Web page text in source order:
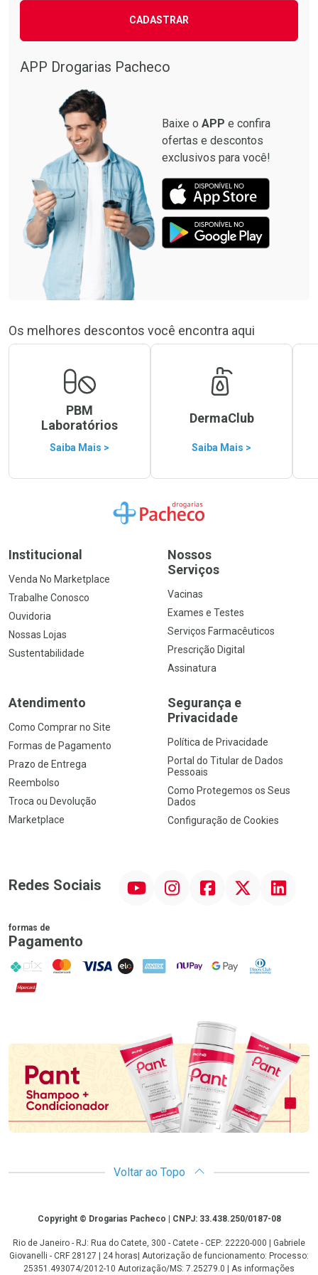
CADASTRAR
APP Drogarias Pacheco
Baixe o APP e confira
ofertas e descontos
exclusivos para você!
Os melhores descontos você encontra aqui
PBM
Laboratórios
Saiba Mais >
DermaClub
Saiba Mais >
Ir para a Home
Institucional
Venda No Marketplace
Trabalhe Conosco
Ouvidoria
Nossas Lojas
Sustentabilidade
Nossos
Serviços
Vacinas
Exames e Testes
Serviços Farmacêuticos
Prescrição Digital
Assinatura
Atendimento
Como Comprar no Site
Formas de Pagamento
Prazo de Entrega
Reembolso
Troca ou Devolução
Marketplace
Segurança e
Privacidade
Política de Privacidade
Portal do Titular de Dados
Pessoais
Como Protegemos os Seus
Dados
Configuração de Cookies
Redes Sociais InstagramFacebook Linkedin
formas de
Pagamento
PIX MasterCard
VISA ELO AMEX NuPay Google PayDiners Club
Hipercard
Promoção em Destaque
Voltar ao Topo
CopyrightCopyright © Drogarias Pacheco | CNPJ: 33.438.250/0187-08
Rio de Janeiro - RJ: Rua do Catete, 300 - Catete - CEP: 22220-000 | Gabriele
Giovanelli - CRF 28127 | 24 horas| Autorização de funcionamento: Processo:
25351.493074/2012-10 Autorização/MS: 7.25279.0 | As informações